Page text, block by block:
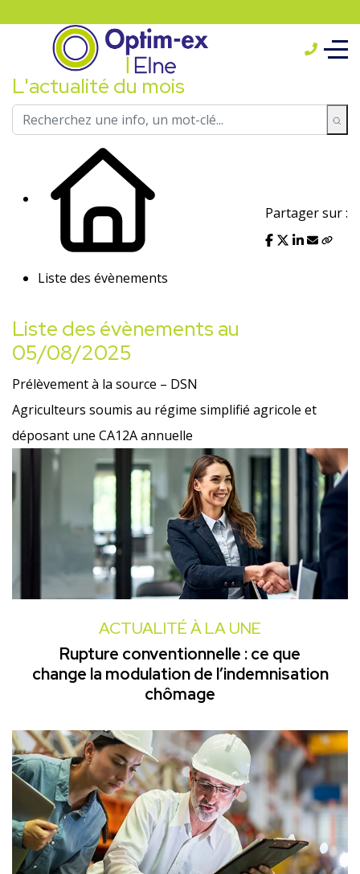
L'actualité du mois
Liste des évènements
Partager sur :
Liste des évènements au
05/08/2025
Prélèvement à la source – DSN
Agriculteurs soumis au régime simplifié agricole et
déposant une CA12A annuelle
ACTUALITÉ À LA UNE
Rupture conventionnelle : ce que
change la modulation de l’indemnisation
chômage